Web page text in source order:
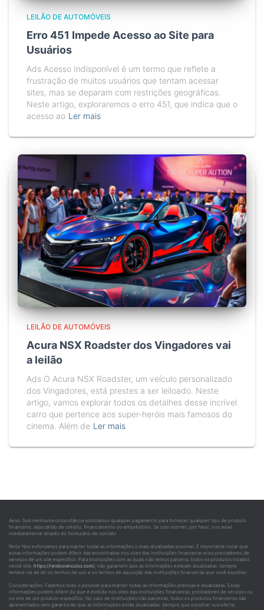
LEILÃO DE AUTOMÓVEIS
Erro 451 Impede Acesso ao Site para
Usuários
Ads Acesso Indisponível é um termo que reflete a
frustração de muitos usuários que tentam acessar
sites, mas se deparam com restrições geográficas.
Neste artigo, exploraremos o erro 451, que indica que o
acesso ao Ler mais
LEILÃO DE AUTOMÓVEIS
Acura NSX Roadster dos Vingadores vai
a leilão
Ads O Acura NSX Roadster, um veículo personalizado
dos Vingadores, está prestes a ser leiloado. Neste
artigo, vamos explorar todos os detalhes desse incrível
carro que pertence aos super-heróis mais famosos do
cinema. Além de Ler mais
Aviso: Sob nenhuma circunstância solicitamos qualquer pagamento para fornecer qualquer tipo de produto
financeiro, seja cartão de crédito, financiamento ou empréstimo. Se isso ocorrer, por favor, nos avise
imediatamente através do formulário de contato.
Nota: Nos esforçamos para manter todas as informações o mais atualizadas possível. É importante notar que
essas informações podem diferir das encontradas nos sites das instituições financeiras e/ou prestadores de
serviços de um site específico. Para instituições com as quais não temos parceria, todos os produtos listados
neste site, https://reidosveiculos.com/, não garantem que as informações estejam atualizadas. Sempre
lembre-se de ler os termos de uso e os termos de aquisição das instituições financeiras que você escolher.
Considerações: Fazemos todo o possível para manter todas as informações precisas e atualizadas. Essas
informações podem diferir do que é exibido nos sites das instituições financeiras, prestadores de serviços ou
no site de um produto específico. No caso de instituições não parceiras, todos os produtos financeiros são
apresentados sem garantia de que as informações estão atualizadas. Sempre que escolher sua oferta,